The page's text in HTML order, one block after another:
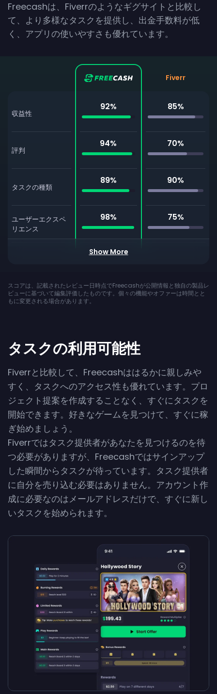
Freecashは、Fiverrのようなギグサイトと比較し
て、より多様なタスクを提供し、出金手数料が低
く、アプリの使いやすさも優れています。
収益性
評判
タスクの種類
ユーザーエクスペ
リエンス
モバイルアプリ
PayPal換金
暗号資産の換金
銀行振込
最低出金額
92%
94%
89%
98%
Fiverr
85%
70%
90%
75%
Show More
スコアは、記載されたレビュー日時点でFreecashが公開情報と独自の製品レ
ビューに基づいて編集評価したものです。個々の機能やオファーは時間とと
もに変更される場合があります。
タスクの利用可能性
Fiverrと比較して、Freecashははるかに親しみや
すく、タスクへのアクセス性も優れています。プロ
ジェクト提案を作成することなく、すぐにタスクを
開始できます。好きなゲームを見つけて、すぐに稼
ぎ始めましょう。
Fiverrではタスク提供者があなたを見つけるのを待
つ必要がありますが、Freecashではサインアップ
した瞬間からタスクが待っています。タスク提供者
に自分を売り込む必要はありません。アカウント作
成に必要なのはメールアドレスだけで、すぐに新し
いタスクを始められます。